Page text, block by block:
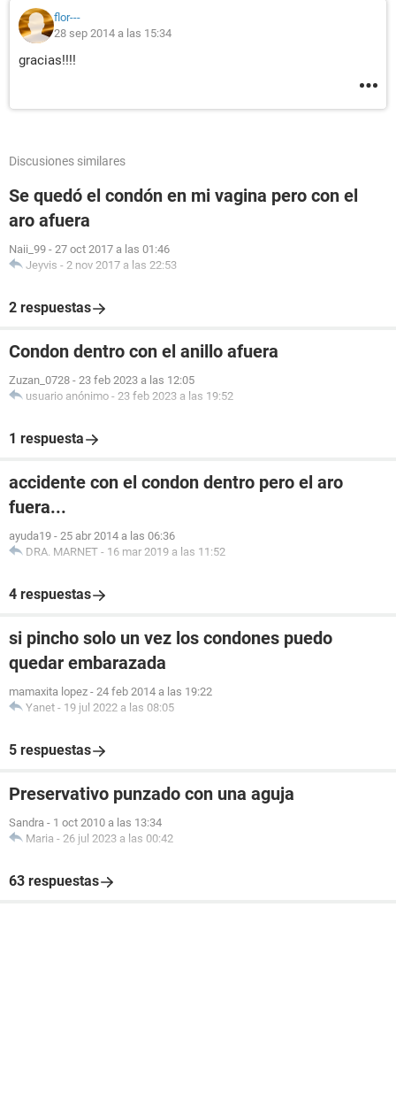
flor---
28 sep 2014 a las 15:34
gracias!!!!
Discusiones similares
Se quedó el condón en mi vagina pero con el
aro afuera
Naii_99 - 27 oct 2017 a las 01:46
Jeyvis - 2 nov 2017 a las 22:53
2 respuestas
Condon dentro con el anillo afuera
Zuzan_0728 - 23 feb 2023 a las 12:05
usuario anónimo - 23 feb 2023 a las 19:52
1 respuesta
accidente con el condon dentro pero el aro
fuera...
ayuda19 - 25 abr 2014 a las 06:36
DRA. MARNET - 16 mar 2019 a las 11:52
4 respuestas
si pincho solo un vez los condones puedo
quedar embarazada
mamaxita lopez - 24 feb 2014 a las 19:22
Yanet - 19 jul 2022 a las 08:05
5 respuestas
Preservativo punzado con una aguja
Sandra - 1 oct 2010 a las 13:34
Maria - 26 jul 2023 a las 00:42
63 respuestas